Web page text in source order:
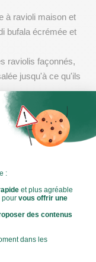
à ravioli maison et
bufala écrémée et
raviolis façonnés,
jusqu'à ce qu'ils
beurre, déglacez
fraîche pour obtenir
à la
et de persil frais
également